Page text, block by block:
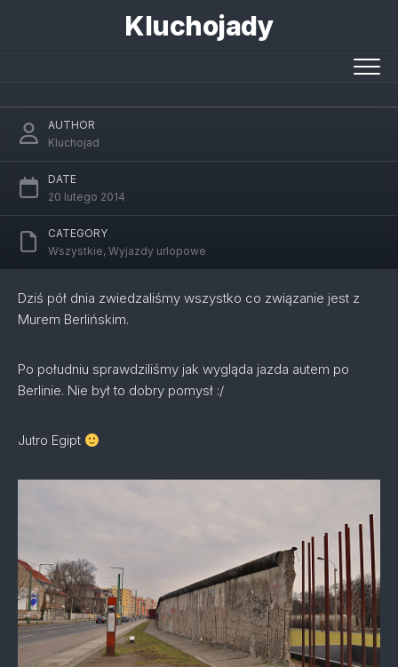
Kluchojady
AUTHOR
Kluchojad
DATE
20 lutego 2014
CATEGORY
Wszystkie, Wyjazdy urlopowe
Dziś pół dnia zwiedzaliśmy wszystko co związanie jest z
Murem Berlińskim.
Po południu sprawdziliśmy jak wygląda jazda autem po
Berlinie. Nie był to dobry pomysł :/
Jutro Egipt